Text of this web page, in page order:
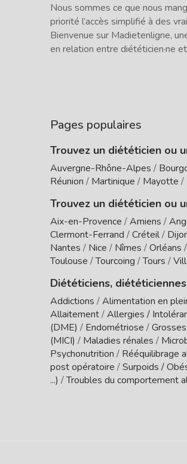
Nous sommes ce que nous
priorité l’accès simplifié à des
Bienvenue sur Madietenligne,
en relation entre diététicien·ne
Pages populaires
Trouvez un diététicien ou
Auvergne-Rhône-Alpes /
Réunion / Martinique / Mayotte /
Trouvez un diététicien ou
Aix-en-Provence /Amiens /
Clermont-Ferrand /Créteil/
Nantes / Nice / Nîmes /Orléans /
Toulouse /Tourcoing /Tours /
Diététiciens,
Addictions /Alimentation en
Allaitement/Allergies /
(DME) / Endométriose /
(MICI) / Maladies rénales /
Psychonutrition / Rééquilibrage
post opératoire /Surpoids /
...) /Troubles du comportement